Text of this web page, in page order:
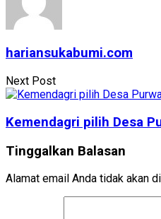
hariansukabumi.com
Next Post
Kemendagri pilih Desa
Tinggalkan Balasan
Alamat email Anda tidak akan